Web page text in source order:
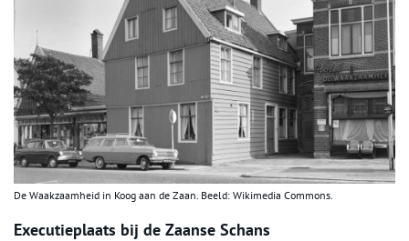
De Waakzaamheid in Koog aan de Zaan. Beeld: Wikimedia Commons.
Executieplaats bij de Zaanse Schans